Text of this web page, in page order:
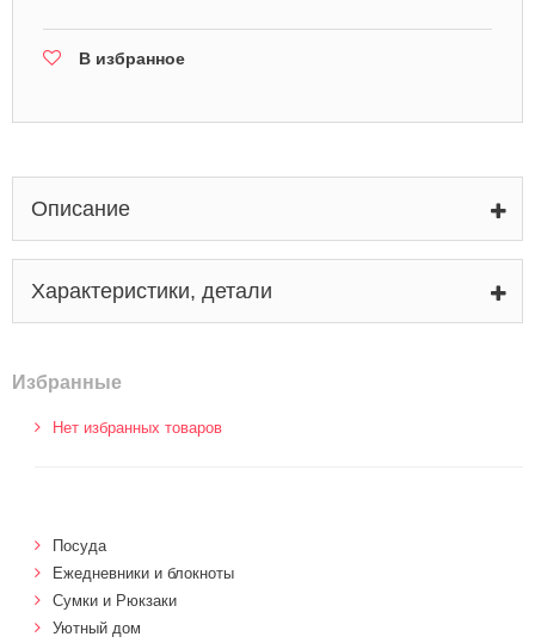
В избранное
Описание
Характеристики, детали
Избранные
Нет избранных товаров
Посуда
Ежедневники и блокноты
Сумки и Рюкзаки
Уютный дом